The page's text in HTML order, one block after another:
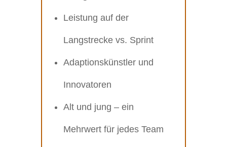
Leistung auf der
Langstrecke vs. Sprint
Adaptionskünstler und
Innovatoren
Alt und jung – ein
Mehrwert für jedes Team